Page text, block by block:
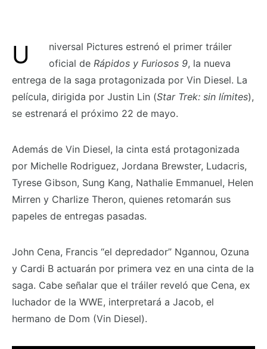
Universal Pictures estrenó el primer tráiler oficial de Rápidos y Furiosos 9, la nueva
entrega de la saga protagonizada por Vin Diesel. La
película, dirigida por Justin Lin (Star Trek: sin límites),
se estrenará el próximo 22 de mayo.
Además de Vin Diesel, la cinta está protagonizada
por Michelle Rodriguez, Jordana Brewster, Ludacris,
Tyrese Gibson, Sung Kang, Nathalie Emmanuel, Helen
Mirren y Charlize Theron, quienes retomarán sus
papeles de entregas pasadas.
John Cena, Francis “el depredador” Ngannou, Ozuna
y Cardi B actuarán por primera vez en una cinta de la
saga. Cabe señalar que el tráiler reveló que Cena, ex
luchador de la WWE, interpretará a Jacob, el
hermano de Dom (Vin Diesel).